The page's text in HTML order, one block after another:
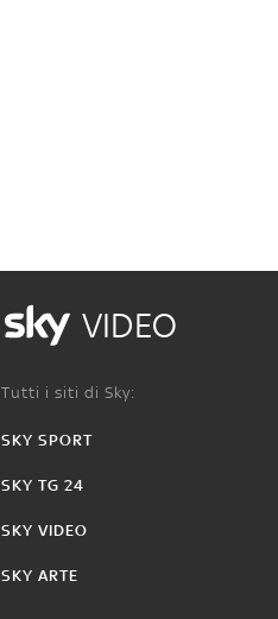
VIDEO
Tutti i siti di Sky:
SKY SPORT
SKY TG 24
SKY VIDEO
SKY ARTE